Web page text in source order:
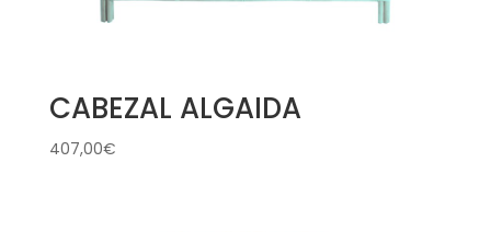
CABEZAL ALGAIDA
407,00€